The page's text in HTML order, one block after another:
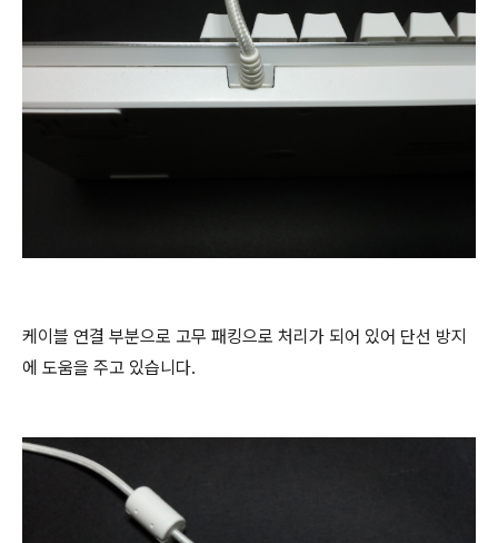
케이블 연결 부분으로 고무 패킹으로 처리가 되어 있어 단선 방지
에 도움을 주고 있습니다.